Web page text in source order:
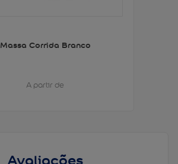
Massa Corrida Branco
A partir de
Avaliações